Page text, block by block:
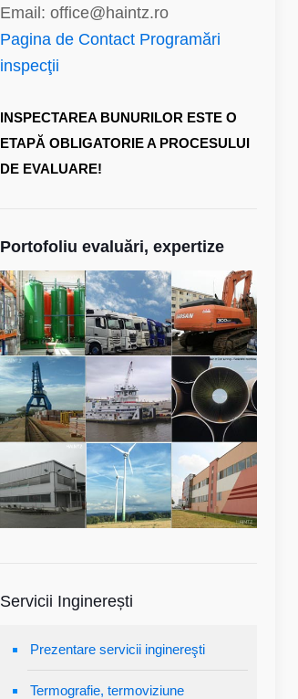
Email: office@haintz.ro
Pagina de Contact Programări
inspecţii
INSPECTAREA BUNURILOR ESTE O
ETAPĂ OBLIGATORIE A PROCESULUI
DE EVALUARE!
Portofoliu evaluări, expertize
Servicii Inginerești
Prezentare servicii inginereşti
Termografie, termoviziune